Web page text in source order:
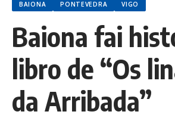
BAIONA PONTEVEDRA VIGO
Baiona fai
libro de “Os
da Arribada”